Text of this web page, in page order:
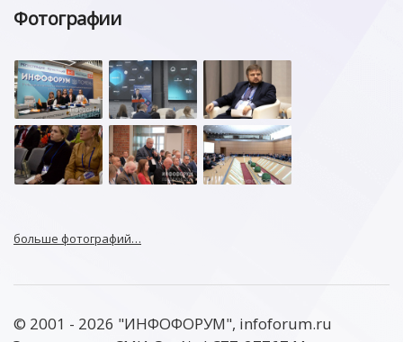
Фотографии
больше фотографий…
© 2001 - 2026 "ИНФОФОРУМ", infoforum.ru